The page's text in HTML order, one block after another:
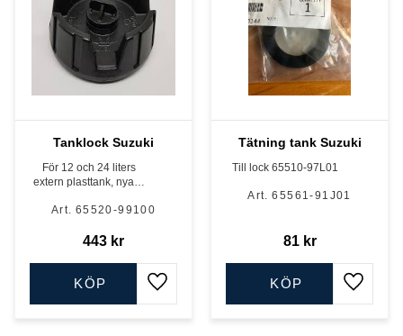
Tanklock Suzuki
För 12 och 24 liters
extern plasttank, nyare
65520-99100
443 kr
Lägg till i favoriter
KÖP
Tätning tank Suzuki
Till lock 65510-97L01
65561-91J01
81kr
Lägg
KÖP